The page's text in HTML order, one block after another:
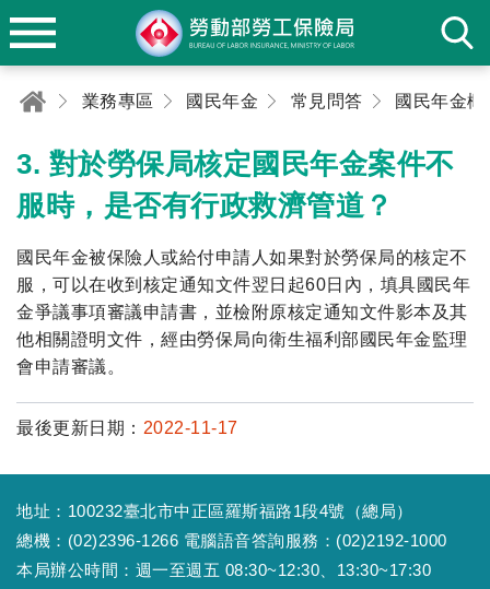
業務專區 國民年金 常見問答 國民年金概
3. 對於勞保局核定國民年金案件不
服時，是否有行政救濟管道？
國民年金被保險人或給付申請人如果對於勞保局的核定不
服，可以在收到核定通知文件翌日起60日內，填具國民年
金爭議事項審議申請書，並檢附原核定通知文件影本及其
他相關證明文件，經由勞保局向衛生福利部國民年金監理
會申請審議。
最後更新日期： 2022-11-17
地址：100232臺北市中正區羅斯福路1段4號（總局）
總機：(02)2396-1266 電腦語音答詢服務：(02)2192-1000
本局辦公時間：週一至週五 08:30~12:30、13:30~17:30